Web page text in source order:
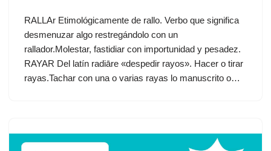
RALLAr Etimológicamente de rallo. Verbo que significa
desmenuzar algo restregándolo con un
rallador.Molestar, fastidiar con importunidad y pesadez.
RAYAR Del latín radiāre «despedir rayos». Hacer o tirar
rayas.Tachar con una o varias rayas lo manuscrito o…